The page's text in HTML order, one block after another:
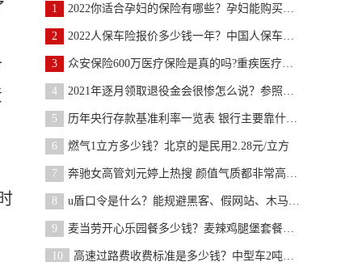
1 2022你适合孕妇的保险有哪些？孕妇能购买的保险名单
2 2022人保车险报价多少钱一年？中国人保车险网上买划
3 众安保险600万医疗保险是真的吗?重疾医疗保障是怎么
4 2021年逐月领取退役金会很惨怎么说？参照全国基本工
5 历年央行存款基准利率一览表 银行主要靠什么挣钱？
6 燃气1立方多少钱？北京的是民用2.28元/立方
7 奔驰女高管刘元婷上热搜 颜值气质都非常高打扮也很
8 u盾口令是什么？能规避黑客、假网站、木马病毒等
9 麦当劳开心乐园餐多少钱？麦辣鸡腿堡套餐是23·5元
10 高速过路费收费标准是多少钱？中型车2吨以上0.90